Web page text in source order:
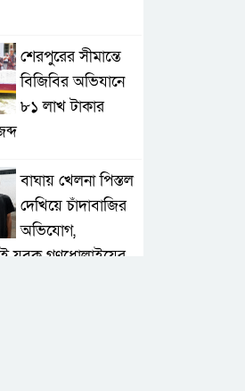
শেরপুরের সীমান্তে
বিজিবির অভিযানে
৮১ লাখ টাকার
বাঘায় খেলনা পিস্তল
দেখিয়ে চাঁদাবাজির
অভিযোগ,
যুবক গণধোলাইয়ের